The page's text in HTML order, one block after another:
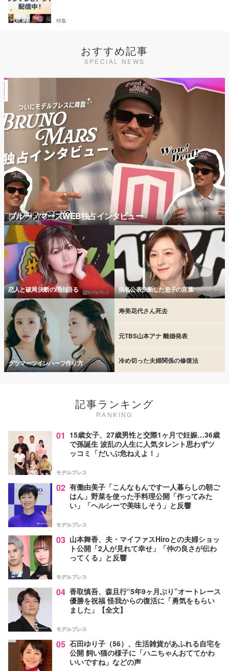
特集
おすすめ記事
SPECIAL NEWS
ブルーノマーズWEB独占インタビュー
恋人と破局 決断の理由語る 病名公表決断した息子の言葉
グラマーツインハーフ作り方
寿美花代さん死去
元TBS山本アナ 離婚発表
冷め切った夫婦関係の修復法
記事ランキング
RANKING
01 15歳女子、27歳男性と交際1ヶ月で妊娠…36歳
で孫誕生 波乱の人生に人気タレント思わずツ
ッコミ「だいぶ危ねえよ！」
モデルプレス
02 有働由美子「こんなもんです一人暮らしの朝ご
はん」野菜を使った手料理公開「作ってみた
い」「ヘルシーで美味しそう」と反響
モデルプレス
03 山本舞香、夫・マイファスHiroとの夫婦ショッ
ト公開「2人が見れて幸せ」「仲の良さが伝わ
ってくる」と反響
モデルプレス
04 香取慎吾、森且行“5年9ヶ月ぶり”オートレース
優勝を祝福 怪我からの復活に「勇気をもらい
ました」【全文】
モデルプレス
05 石田ゆり子（56）、生活雑貨があふれる自宅を
公開 飼い猫の様子に「ハニちゃんおててかわ
いいですね」などの声